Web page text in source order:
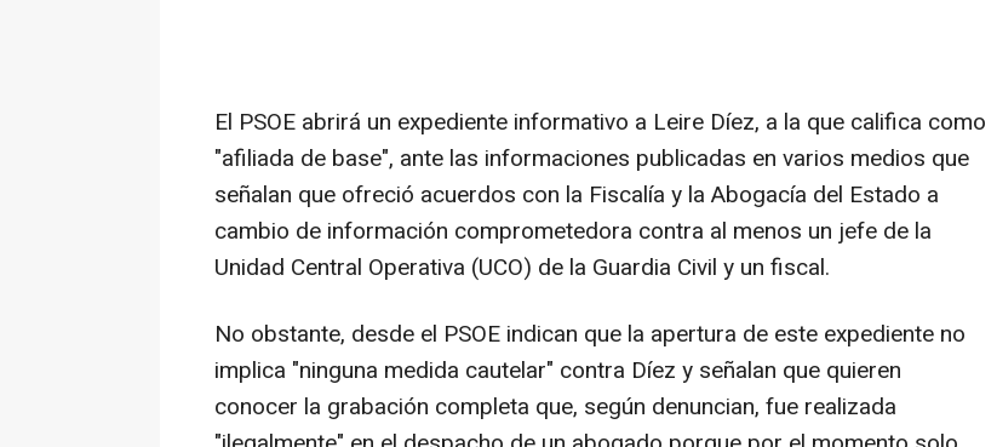
El PSOE abrirá un expediente informativo a Leire Díez, a la que califica como
"afiliada de base", ante las informaciones publicadas en varios medios que
señalan que ofreció acuerdos con la Fiscalía y la Abogacía del Estado a
cambio de información comprometedora contra al menos un jefe de la
Unidad Central Operativa (UCO) de la Guardia Civil y un fiscal.
No obstante, desde el PSOE indican que la apertura de este expediente no
implica "ninguna medida cautelar" contra Díez y señalan que quieren
conocer la grabación completa que, según denuncian, fue realizada